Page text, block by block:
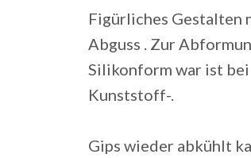
Figürliches Gestalten
Abguss . Zur
Silikonform war ist
Kunststoff-.
Gips wieder abkühlt